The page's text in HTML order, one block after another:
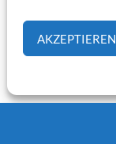
AKZEPTIEREN